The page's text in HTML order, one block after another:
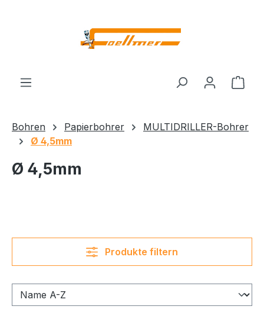
Bohren Papierbohrer
MULTIDRILLER-Bohrer
Ø 4,5mm
Ø 4,5mm
Produkte filtern